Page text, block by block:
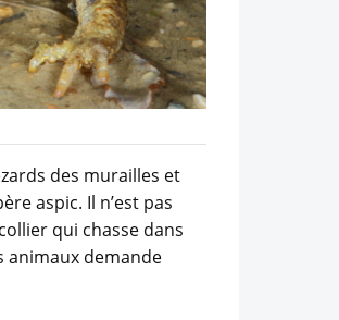
des murailles et
aspic. Il n’est pas
qui chasse dans
animaux demande